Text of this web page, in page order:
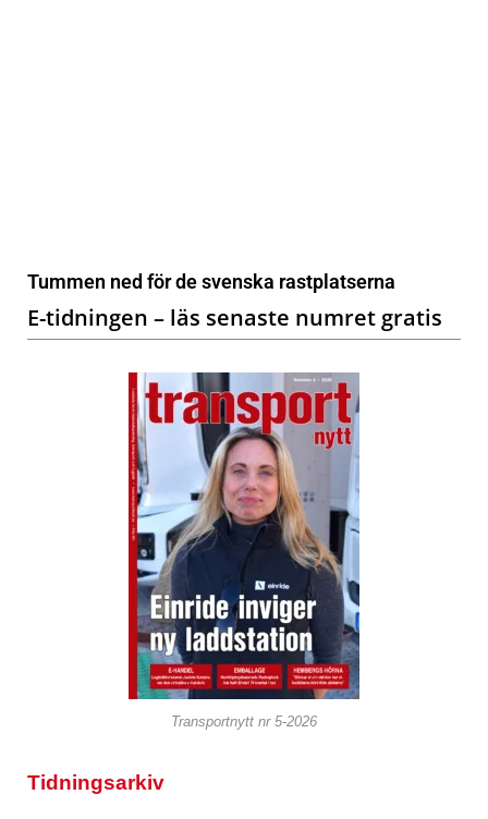
Tummen ned för de svenska rastplatserna
E-tidningen – läs senaste numret gratis
Transportnytt nr 5-2026
Tidningsarkiv